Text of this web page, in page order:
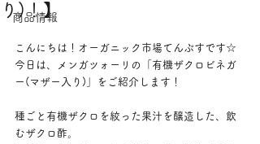
商品情報
り)！】
こんにちは！オーガニック市場てんぶすです☆
今日は、メンガツォーリの「有機ザクロビネガ
ー(マザー入り)」をご紹介します！
種ごと有機ザクロを絞った果汁を醸造した、飲
むザクロ酢。